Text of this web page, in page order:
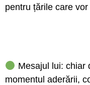
pentru țările care
Mesajul lui: chiar
momentul aderării,